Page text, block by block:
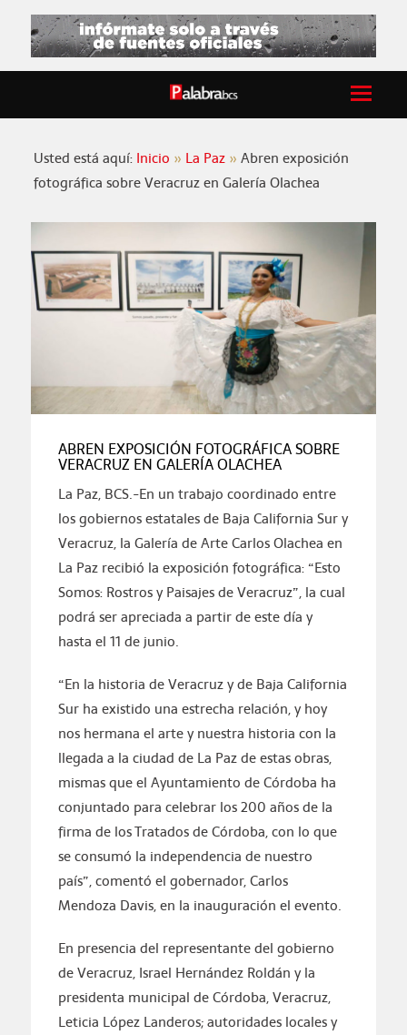
Usted está aquí: Inicio La Paz
Abren exposición
fotográfica sobre Veracruz en Galería Olachea
ABREN EXPOSICIÓN FOTOGRÁFICA SOBRE
VERACRUZ EN GALERÍA OLACHEA
La Paz, BCS.-En un trabajo coordinado entre
los gobiernos estatales de Baja California Sur y
Veracruz, la Galería de Arte Carlos Olachea en
La Paz recibió la exposición fotográfica: “Esto
Somos: Rostros y Paisajes de Veracruz”, la cual
podrá ser apreciada a partir de este día y
hasta el 11 de junio.
“En la historia de Veracruz y de Baja California
Sur ha existido una estrecha relación, y hoy
nos hermana el arte y nuestra historia con la
llegada a la ciudad de La Paz de estas obras,
mismas que el Ayuntamiento de Córdoba ha
conjuntado para celebrar los 200 años de la
firma de los Tratados de Córdoba, con lo que
se consumó la independencia de nuestro
país”, comentó el gobernador, Carlos
Mendoza Davis, en la inauguración el evento.
En presencia del representante del gobierno
de Veracruz, Israel Hernández Roldán y la
presidenta municipal de Córdoba, Veracruz,
Leticia López Landeros; autoridades locales y